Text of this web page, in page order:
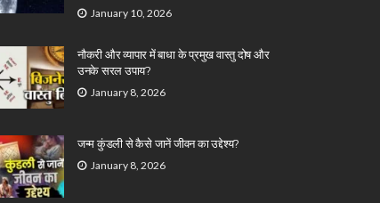
January 10, 2026
नौकरी और व्यापार में बाधा के प्रमुख वास्तु दोष और
उनके सरल उपाय?
January 8, 2026
जन्म कुंडली से कैसे जानें जीवन का उद्देश्य?
January 8, 2026